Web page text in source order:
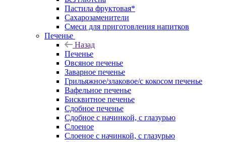
Пастила фруктовая*
Сахарозаменители
Смеси для приготовления напитков
Печенье
Назад
Печенье
Овсяное печенье
Заварное печенье
Грильяжное/злаковое/с кокосом печенье
Вафельное печенье
Бисквитное печенье
Сдобное печенье
Сдобное с начинкой, с глазурью
Слоеное
Слоеное с начинкой, с глазурью